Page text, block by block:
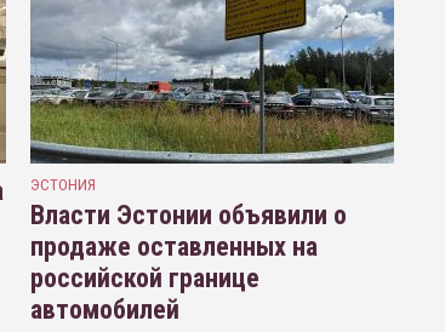
ЭСТОНИЯ
Власти Эстонии объявили о
продаже оставленных на
российской границе
автомобилей